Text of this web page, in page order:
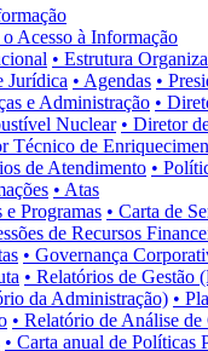
o Acesso à Informação
• Estrutura
Jurídica • Agendas •
e Administração •
Nuclear • Diretor
Técnico de
de Atendimento •
• Atas
e Programas • Carta de
de Recursos
• Governança
• Relatórios de Gestão
da Administração) •
• Relatório de Análise
• Carta anual de Políticas